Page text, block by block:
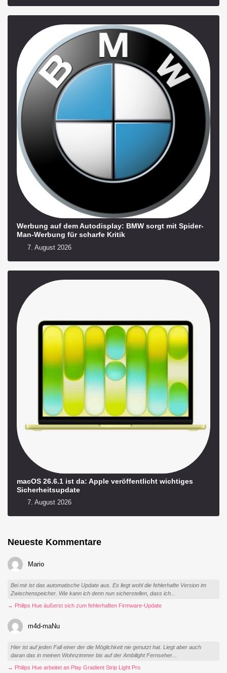
Werbung auf dem Autodisplay: BMW sorgt mit Spider-
Man-Werbung für scharfe Kritik
7. August 2026
macOS 26.6.1 ist da: Apple veröffentlicht wichtiges
Sicherheitsupdate
7. August 2026
Neueste Kommentare
Mario
Bei mir ist das automatische Update aus. Es liegt wohl die fehlerhafte Version im
Zwischenspeicher. Wie kann ich denn nun sicherstellen, dass ich...
→ Philips Hue äußerst sich zum fehlerhaften Firmware-Update
m4d-maNu
Hier ist auf jeden Fall einer der die Möglichkeit nie genutzt hat. Liegt aber auch
daran das in meinen Wohnzimmer bis auf der Ambilight Fernseher...
→ Philips Hue arbeitet an Play Gradient Strip Light Pro